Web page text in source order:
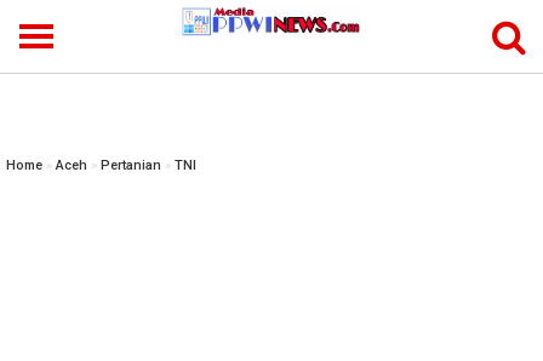
Home »Aceh » Pertanian » TNI